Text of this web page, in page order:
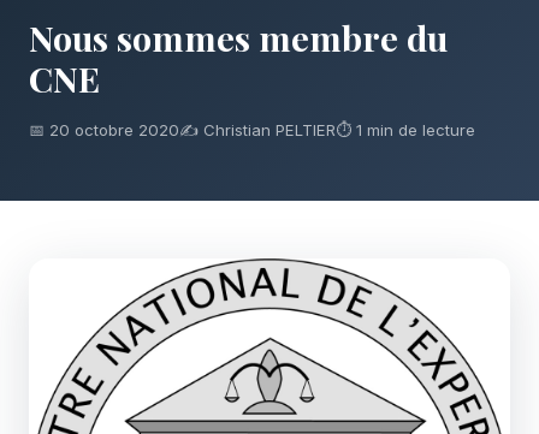
Nous sommes membre du
CNE
📅 20 octobre 2020✍️ Christian PELTIER⏱ 1 min de lecture